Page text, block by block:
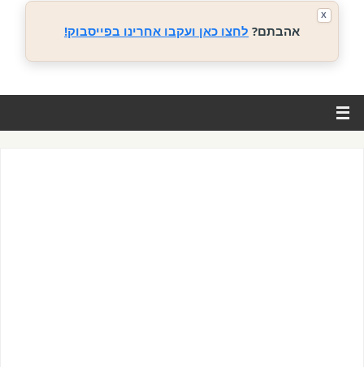
אהבתם? לחצו כאן ועקבו אחרינו בפייסבוק!
X